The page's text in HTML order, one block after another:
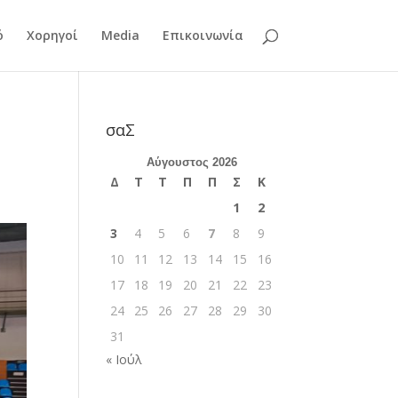
Χορηγοί Media Επικοινωνία
σαΣ
Αύγουστος 2026
Δ Τ Τ Π Π Σ
Κ
1
2
3
4 5 6 7 8
9
10
11 12 13 14 15
16
17
18 19 20 21 22
23
24
25 26 27 28 29
30
31
« Ιούλ